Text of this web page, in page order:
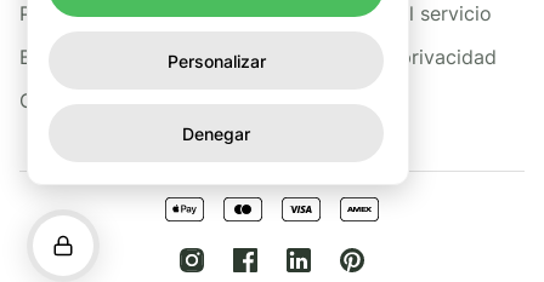
Preguntas frecuentes
Blog
Contacto
Términos del servicio
Política de privacidad
Personalizar
Denegar